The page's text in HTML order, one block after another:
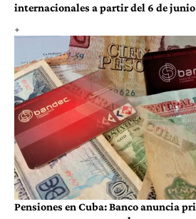
internacionales a partir del 6 de junio
Pensiones en Cuba: Banco anuncia